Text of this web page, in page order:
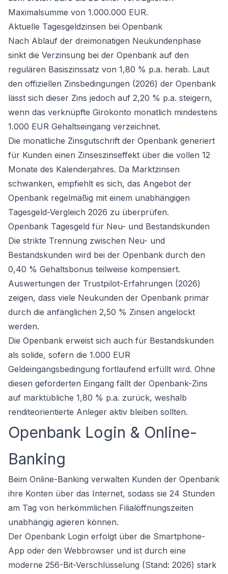
Maximalsumme von 1.000.000 EUR.
Aktuelle Tagesgeldzinsen bei Openbank
Nach Ablauf der dreimonatigen Neukundenphase
sinkt die Verzinsung bei der Openbank auf den
regulären Basiszinssatz von 1,80 % p.a. herab. Laut
den offiziellen Zinsbedingungen (2026) der Openbank
lässt sich dieser Zins jedoch auf 2,20 % p.a. steigern,
wenn das verknüpfte Girokonto monatlich mindestens
1.000 EUR Gehaltseingang verzeichnet.
Die monatliche Zinsgutschrift der Openbank generiert
für Kunden einen Zinseszinseffekt über die vollen 12
Monate des Kalenderjahres. Da Marktzinsen
schwanken, empfiehlt es sich, das Angebot der
Openbank regelmäßig mit einem unabhängigen
Tagesgeld-Vergleich 2026 zu überprüfen.
Openbank Tagesgeld für Neu- und Bestandskunden
Die strikte Trennung zwischen Neu- und
Bestandskunden wird bei der Openbank durch den
0,40 % Gehaltsbonus teilweise kompensiert.
Auswertungen der Trustpilot-Erfahrungen (2026)
zeigen, dass viele Neukunden der Openbank primär
durch die anfänglichen 2,50 % Zinsen angelockt
werden.
Die Openbank erweist sich auch für Bestandskunden
als solide, sofern die 1.000 EUR
Geldeingangsbedingung fortlaufend erfüllt wird. Ohne
diesen geforderten Eingang fällt der Openbank-Zins
auf marktübliche 1,80 % p.a. zurück, weshalb
renditeorientierte Anleger aktiv bleiben sollten.
Openbank Login & Online-
Banking
Beim Online-Banking verwalten Kunden der Openbank
ihre Konten über das Internet, sodass sie 24 Stunden
am Tag von herkömmlichen Filialöffnungszeiten
unabhängig agieren können.
Der Openbank Login erfolgt über die Smartphone-
App oder den Webbrowser und ist durch eine
moderne 256-Bit-Verschlüsselung (Stand: 2026) stark